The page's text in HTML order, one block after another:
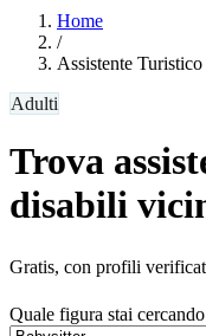
Home
/
Assistente
Adulti
Trova
disabili
Gratis, con profili
Quale figura stai cercando